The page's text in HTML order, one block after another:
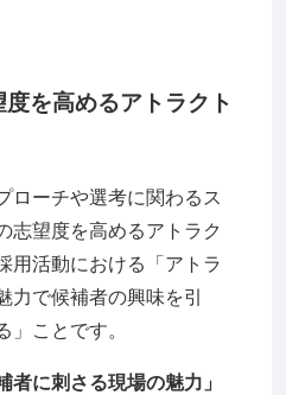
度を高めるアトラクト
ローチや選考に関わるス
志望度を高めるアトラク
用活動における「アトラ
力で候補者の興味を引
」ことです。
者に刺さる現場の魅力」